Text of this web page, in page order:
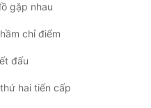
gặp nhau
chỉ điểm
đấu
hai tiến cấp